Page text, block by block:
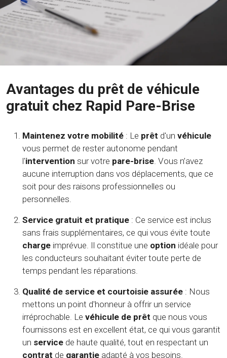
Avantages du prêt de véhicule
gratuit chez Rapid Pare-Brise
Maintenez votre mobilité : Le prêt d'un véhicule
vous permet de rester autonome pendant
l'intervention sur votre pare-brise. Vous n’avez
aucune interruption dans vos déplacements, que ce
soit pour des raisons professionnelles ou
personnelles.
Service gratuit et pratique : Ce service est inclus
sans frais supplémentaires, ce qui vous évite toute
charge imprévue. Il constitue une option idéale pour
les conducteurs souhaitant éviter toute perte de
temps pendant les réparations.
Qualité de service et courtoisie assurée : Nous
mettons un point d'honneur à offrir un service
irréprochable. Le véhicule de prêt que nous vous
fournissons est en excellent état, ce qui vous garantit
un service de haute qualité, tout en respectant un
contrat de garantie adapté à vos besoins.